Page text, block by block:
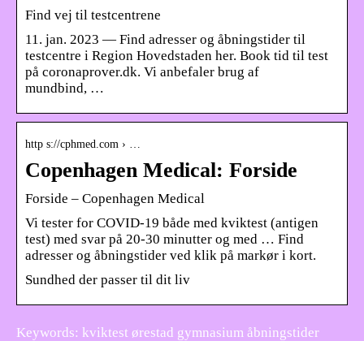
Find vej til testcentrene
11. jan. 2023 — Find adresser og åbningstider til
testcentre i Region Hovedstaden her. Book tid til test
på coronaprover.dk. Vi anbefaler brug af
mundbind, …
http s://cphmed.com › …
Copenhagen Medical: Forside
Forside – Copenhagen Medical
Vi tester for COVID-19 både med kviktest (antigen
test) med svar på 20-30 minutter og med … Find
adresser og åbningstider ved klik på markør i kort.
Sundhed der passer til dit liv
Keywords: kviktest ørestad gymnasium åbningstider